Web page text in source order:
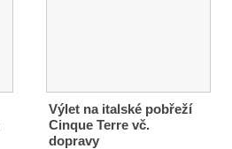
Výlet na italské pobřeží
Cinque Terre vč.
dopravy